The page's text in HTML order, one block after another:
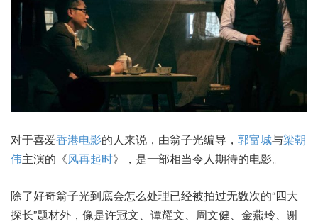
对于喜爱香港电影的人来说，由翁子光编导， 郭富城与梁朝
伟主演的《风再起时》，是一部相当令人期待的电影。
除了好奇翁子光到底会怎么处理已经被拍过无数次的“四大
探长”题材外，像是许冠文、谭耀文、周文健、金燕玲、谢